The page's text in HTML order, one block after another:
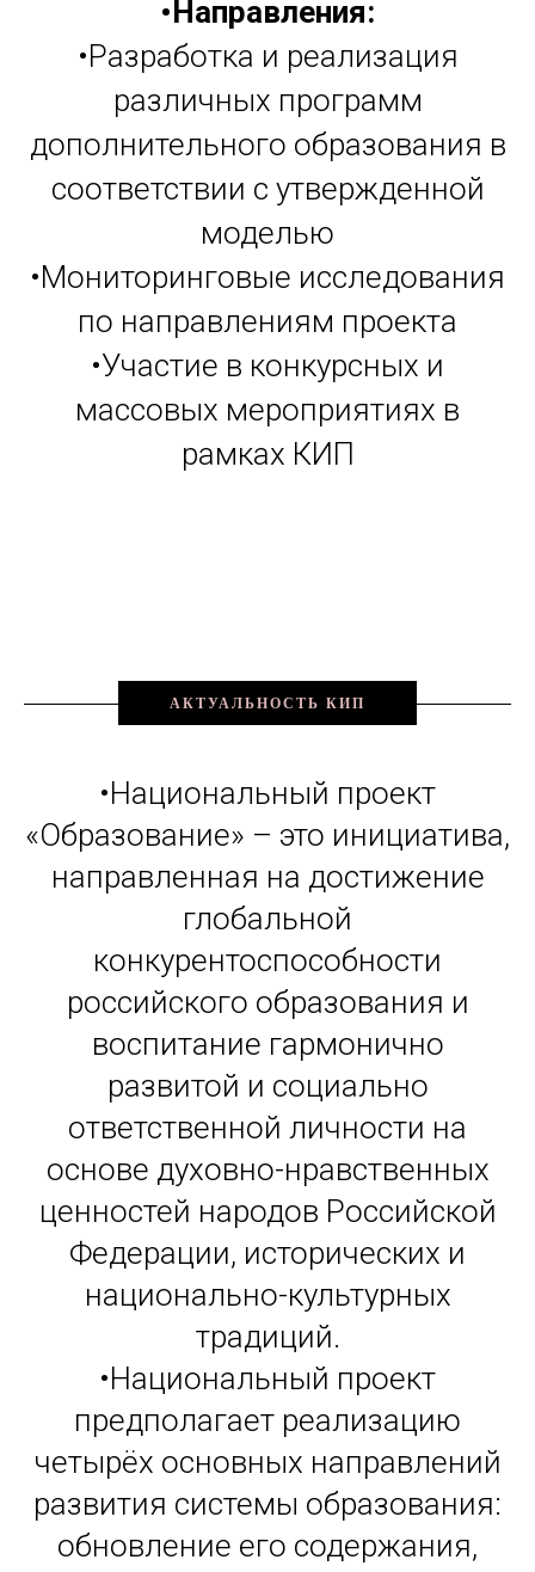
•Направления:
•Разработка и реализация
различных программ
дополнительного образования в
соответствии с утвержденной
моделью
•Мониторинговые исследования
по направлениям проекта
•Участие в конкурсных и
массовых мероприятиях в
рамках КИП
АКТУАЛЬНОСТЬ КИП
•Национальный проект
«Образование» – это инициатива,
направленная на достижение
глобальной
конкурентоспособности
российского образования и
воспитание гармонично
развитой и социально
ответственной личности на
основе духовно-нравственных
ценностей народов Российской
Федерации, исторических и
национально-культурных
традиций.
•Национальный проект
предполагает реализацию
четырёх основных направлений
развития системы образования:
обновление его содержания,